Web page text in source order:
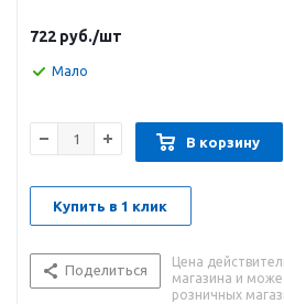
722 руб./шт
Мало
В корзину
Купить в 1 клик
Поделиться
Цена
магазина и
розничных